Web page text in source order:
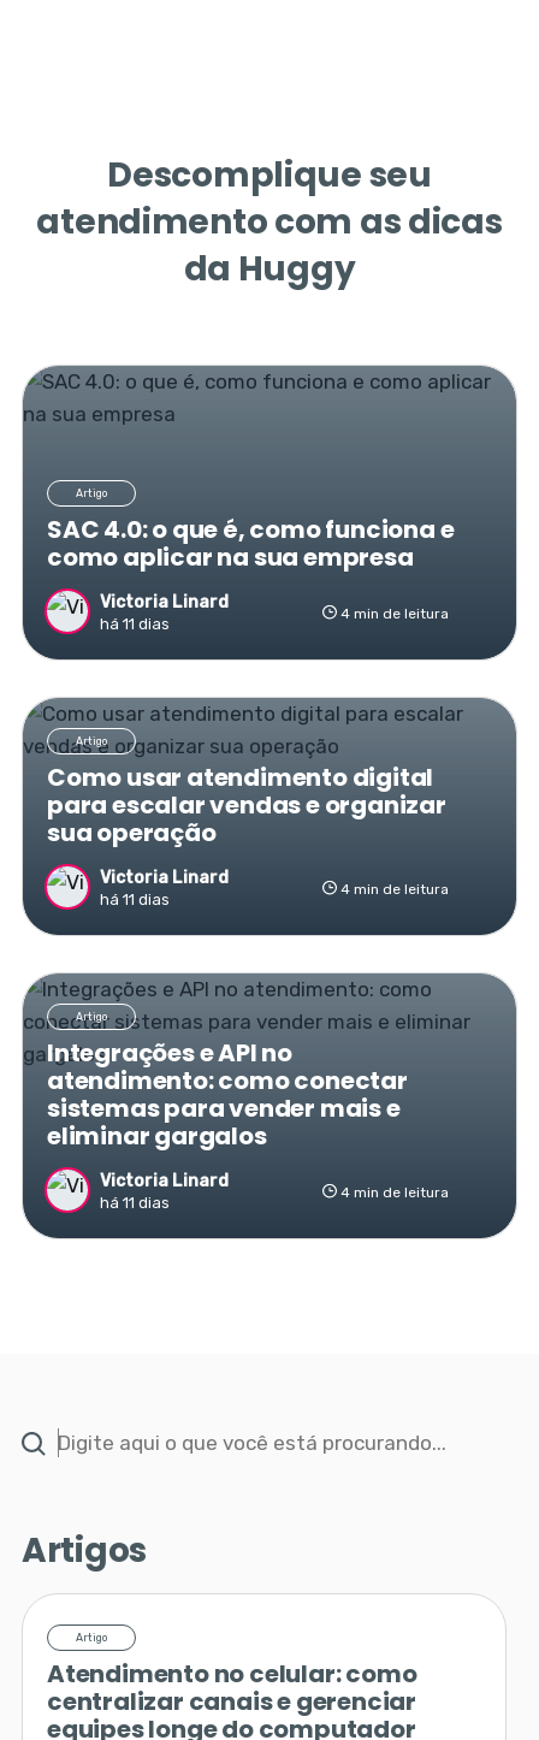
Descomplique seu
atendimento com as dicas
da Huggy
Artigo
SAC 4.0: o que é, como funciona e
como aplicar na sua empresa
Victoria Linard
há 11 dias
4 min de leitura
Artigo
Como usar atendimento digital
para escalar vendas e organizar
sua operação
Victoria Linard
há 11 dias
4 min de leitura
Artigo
Integrações e API no
atendimento: como conectar
sistemas para vender mais e
eliminar gargalos
Victoria Linard
há 11 dias
4 min de leitura
Artigos
Artigo
Atendimento no celular: como
centralizar canais e gerenciar
equipes longe do computador